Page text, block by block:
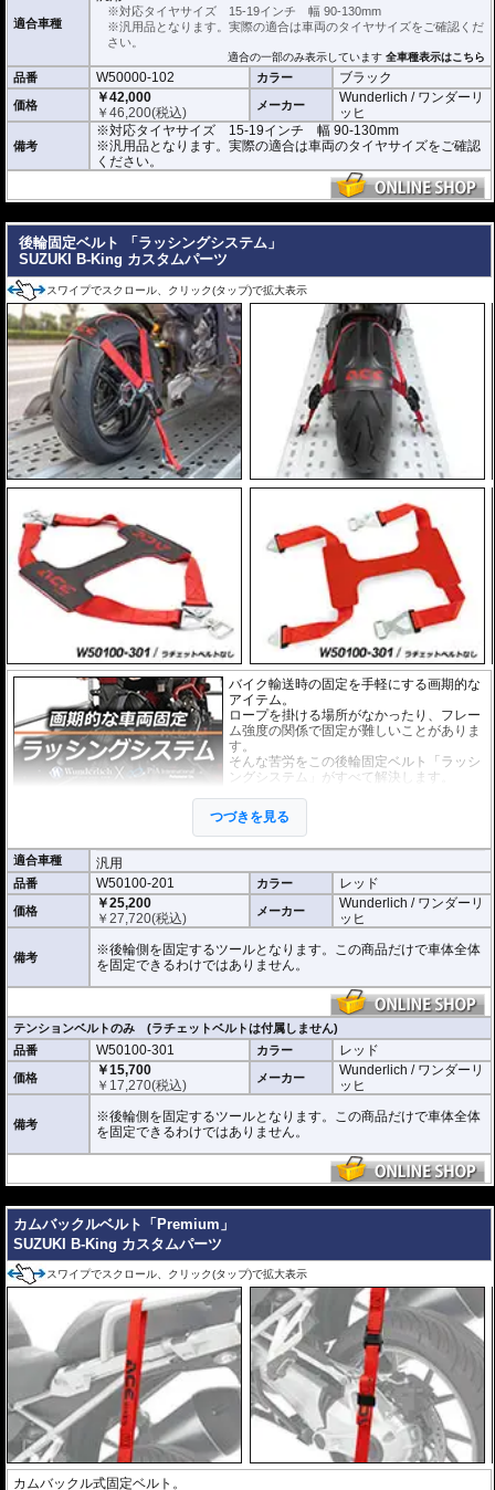
対応タイヤサイズ 15-19インチ 幅 90-130mm
適合車種
※対応タイヤサイズ 15-19インチ 幅 90-130mm
※汎用品となります。実際の適合は車両のタイヤサイズをご確認くだ
さい。
適合の一部のみ表示しています全車種表示はこちら
品番 W50000-102 カラー ブラック
価格
￥42,000
￥46,200(税込) メーカー
Wunderlich / ワンダーリ
ッヒ
備考
※対応タイヤサイズ 15-19インチ 幅 90-130mm
※汎用品となります。実際の適合は車両のタイヤサイズをご確認
ください。
後輪固定ベルト 「ラッシングシステム」
SUZUKI B-King カスタムパーツ
スワイプでスクロール、クリック(タップ)で拡大表示
バイク輸送時の固定を手軽にする画期的な
アイテム。
ロープを掛ける場所がなかったり、フレー
ム強度の関係で固定が難しいことがありま
す。
そんな苦労をこの後輪固定ベルト「ラッシ
ングシステム」がすべて解決します。
しなやかで頑丈なテンションベルトを後輪
にかぶせ、接続されているのラチェットベ
ルトで 確実に車体のリア側を固定できま
す。テンションベルト裏側には特殊な滑り止め加工が施されています。
ぜひ動画でその手軽さをご確認ください。
張力容量 : 500 daN (約510kgf)
ベルト長 : 65cm
また、お手持ちのベルトをご利用いただけるテンションベルトだけの商品もラ
インナップ。
つづきを見る
適合車種 汎用
品番 W50100-201 カラー レッド
価格
￥25,200
￥27,720(税込) メーカー
Wunderlich / ワンダーリ
ッヒ
備考
※後輪側を固定するツールとなります。この商品だけで車体全体
を固定できるわけではありません。
テンションベルトのみ (ラチェットベルトは付属しません)
品番
W50100-301 カラー レッド
価格
￥15,700
￥ 17,270(税込) メーカー
Wunderlich / ワンダーリ
ッヒ
備考
※後輪側を固定するツールとなります。この商品だけで車体全体
を固定できるわけではありません。
カムバックルベルト「Premium」
SUZUKI B-King カスタムパーツ
スワイプでスクロール、クリック(タップ)で拡大表示
カムバックル式固定ベルト。